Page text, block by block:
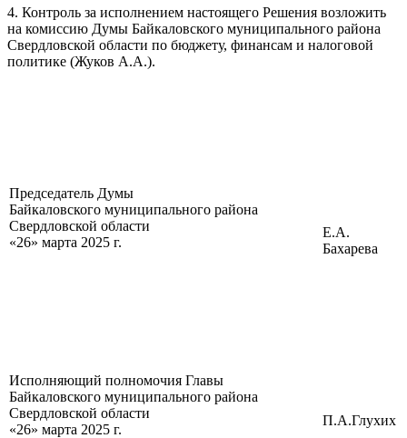
4. Контроль за исполнением настоящего Решения возложить
на комиссию Думы Байкаловского муниципального района
Свердловской области по бюджету, финансам и налоговой
политике (Жуков А.А.).
Председатель Думы
Байкаловского муниципального района
Свердловской области
«26» марта 2025 г.
Е.А.
Бахарева
Исполняющий полномочия Главы
Байкаловского муниципального района
Свердловской области
«26» марта 2025 г.
П.А.Глухих